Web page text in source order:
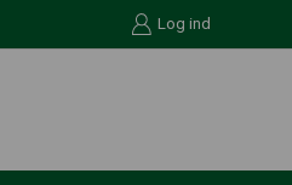
Log ind